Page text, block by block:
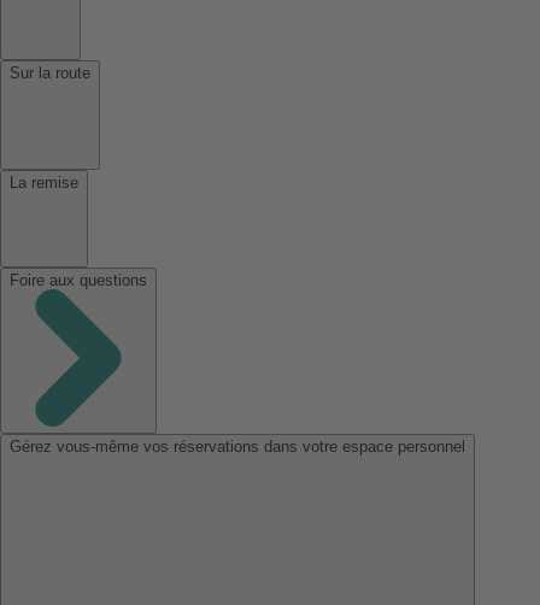
Sur la route
La remise
Foire aux questions
Gérez vous-même vos réservations dans votre espace personnel